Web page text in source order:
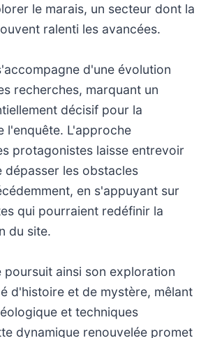
le marais, un secteur dont la
ralenti les avancées.
d'une évolution
recherches, marquant un
décisif pour la
l'enquête. L'approche
protagonistes laisse entrevoir
dépasser les obstacles
en s'appuyant sur
qui pourraient redéfinir la
du site.
poursuit ainsi son exploration
d'histoire et de mystère, mêlant
et techniques
dynamique renouvelée promet